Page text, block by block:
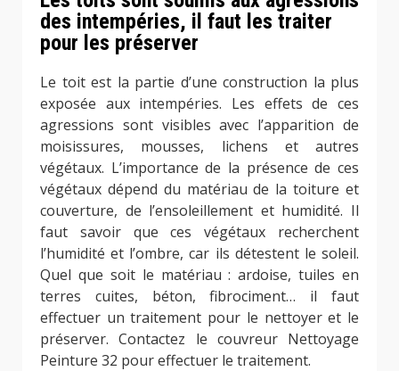
des intempéries, il faut les traiter
pour les préserver
Le toit est la partie d’une construction la plus
exposée aux intempéries. Les effets de ces
agressions sont visibles avec l’apparition de
moisissures, mousses, lichens et autres
végétaux. L’importance de la présence de ces
végétaux dépend du matériau de la toiture et
couverture, de l’ensoleillement et humidité. Il
faut savoir que ces végétaux recherchent
l’humidité et l’ombre, car ils détestent le soleil.
Quel que soit le matériau : ardoise, tuiles en
terres cuites, béton, fibrociment… il faut
effectuer un traitement pour le nettoyer et le
préserver. Contactez le couvreur Nettoyage
Peinture 32 pour effectuer le traitement.